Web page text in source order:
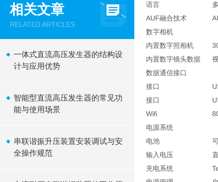
相关文章
RELATED ARTICLES
一体式直流高压发生器的结构设
计与应用优势
智能型直流高压发生器的常见功
能与使用场景
串联谐振升压装置安装调试与安
全操作规范
语言
AUF融合技术
数字相机
内置数字照相机
内置数字镜头数据
数据通信接口
接口
接口
Wifi
电源系统
电池
输入电压
充电系统